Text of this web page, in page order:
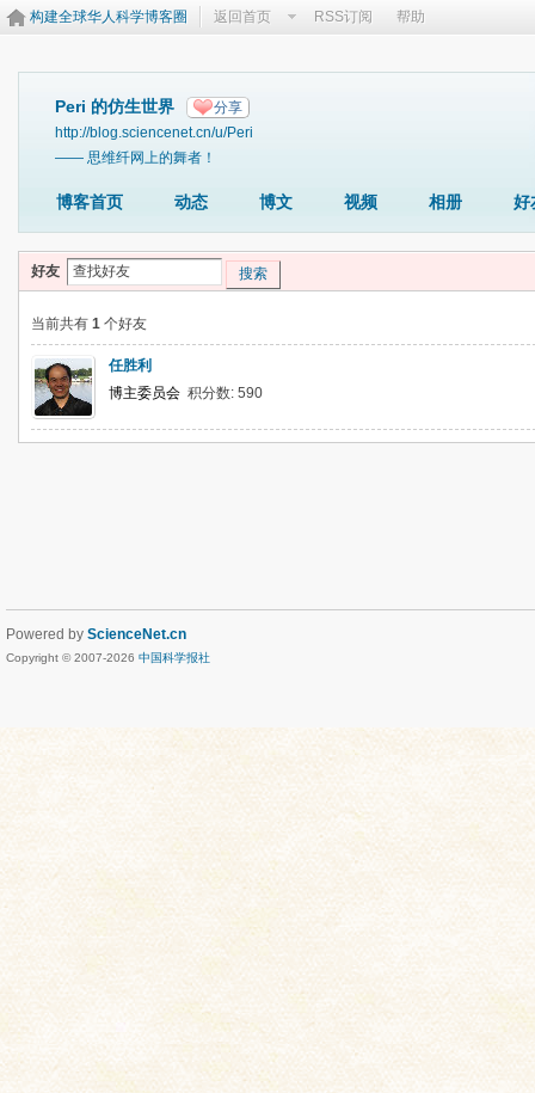
构建全球华人科学博客圈 返回首页 RSS订阅 帮助
Peri 的仿生世界 分享
http://blog.sciencenet.cn/u/Peri
—— 思维纤网上的舞者！
博客首页 动态 博文 视频 相册 好
好友 搜索
当前共有 1 个好友
任胜利
博主委员会 积分数: 590
Powered by ScienceNet.cn
Copyright © 2007-2026 中国科学报社